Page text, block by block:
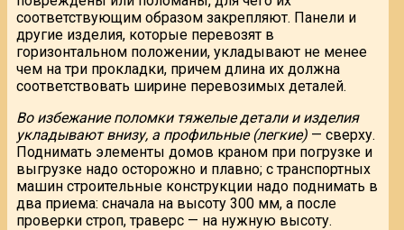
соответствующим образом закрепляют. Панели и
другие изделия, которые перевозят в
горизонтальном положении, укладывают не менее
чем на три прокладки, причем длина их должна
соответствовать ширине перевозимых деталей.
Во избежание поломки тяжелые детали и изделия
укладывают внизу, а профильные (легкие) — сверху.
Поднимать элементы домов краном при погрузке и
выгрузке надо осторожно и плавно; с транспортных
машин строительные конструкции надо поднимать в
два приема: сначала на высоту 300 мм, а после
проверки строп, траверс — на нужную высоту.